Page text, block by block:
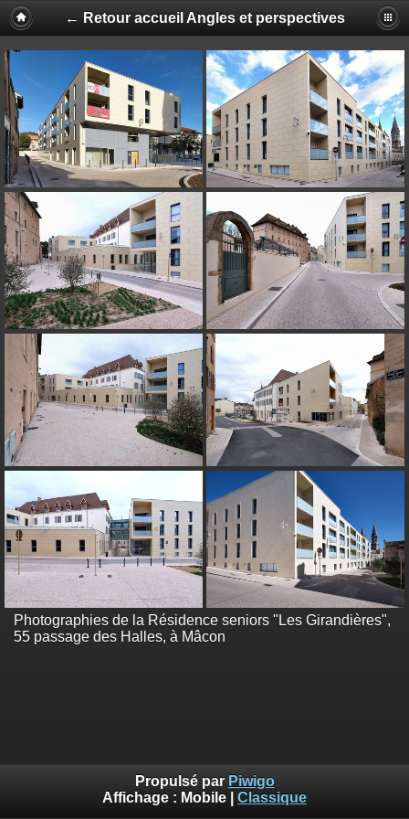
← Retour accueil Angles et perspectives
Photographies de la Résidence seniors "Les Girandières",
55 passage des Halles, à Mâcon
Propulsé par Piwigo
Affichage : Mobile Classique